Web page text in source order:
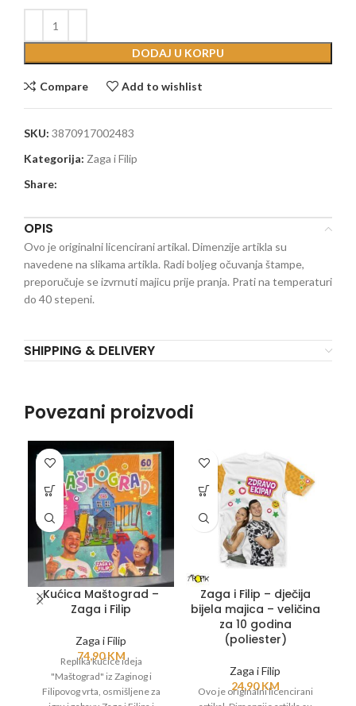
DODAJ U KORPU
Compare Add to wishlist
SKU: 3870917002483
Kategorija: Zaga i Filip
Share:
OPIS
Ovo je originalni licencirani artikal. Dimenzije artikla su
navedene na slikama artikla. Radi boljeg očuvanja štampe,
preporučuje se izvrnuti majicu prije pranja. Prati na temperaturi
do 40 stepeni.
SHIPPING & DELIVERY
Povezani proizvodi
Kućica Maštograd –
Zaga i Filip
Zaga i Filip
74,90KM
Replika kućice ideja
"Maštograd" iz Zaginog i
Filipovog vrta, osmišljene za
Zaga i Filip – dječija
bijela majica – veličina
za 10 godina
(poliester)
Zaga i Filip
24,90KM
Ovo je originalni licencirani